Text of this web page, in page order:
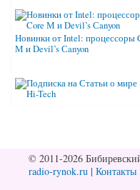
Новинки от Intel: процессоры
М и Devil’s Сanyon
© 2011-2026
radio-rynok.ru | Контакты